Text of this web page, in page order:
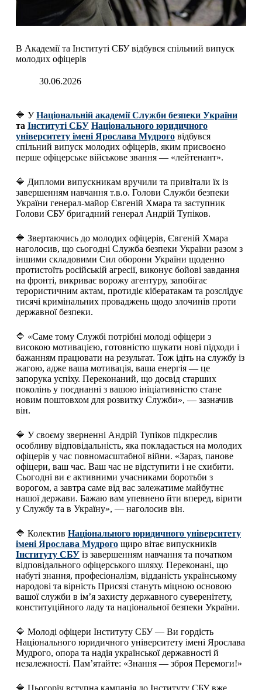
В Академії та Інституті СБУ відбувся спільний випуск
молодих офіцерів
30.06.2026
🔷 УНаціональній академії Служби безпеки України
та Інституті СБУ Національного юридичного
університету імені Ярослава Мудрого відбувся
спільний випуск молодих офіцерів, яким присвоєно
перше офіцерське військове звання — «лейтенант».
🔷 Дипломи випускникам вручили та привітали їх із
завершенням навчання т.в.о. Голови Служби безпеки
України генерал-майор Євгеній Хмара та заступник
Голови СБУ бригадний генерал Андрій Тупіков.
🔷 Звертаючись до молодих офіцерів, Євгеній Хмара
наголосив, що сьогодні Служба безпеки України разом з
іншими складовими Сил оборони України щоденно
протистоїть російській агресії, виконує бойові завдання
на фронті, викриває ворожу агентуру, запобігає
терористичним актам, протидіє кібератакам та розслідує
тисячі кримінальних проваджень щодо злочинів проти
державної безпеки.
🔷 «Саме тому Службі потрібні молоді офіцери з
високою мотивацією, готовністю шукати нові підходи і
бажанням працювати на результат. Тож ідіть на службу із
жагою, адже ваша мотивація, ваша енергія — це
запорука успіху. Переконаний, що досвід старших
поколінь у поєднанні з вашою ініціативністю стане
новим поштовхом для розвитку Служби», — зазначив
він.
🔷 У своєму зверненні Андрій Тупіков підкреслив
особливу відповідальність, яка покладається на молодих
офіцерів у час повномасштабної війни. «Зараз, панове
офіцери, ваш час. Ваш час не відступити і не схибити.
Сьогодні ви є активними учасниками боротьби з
ворогом, а завтра саме від вас залежатиме майбутнє
нашої держави. Бажаю вам упевнено йти вперед, вірити
у Службу та в Україну», — наголосив він.
🔷 Колектив Національного юридичного університету
імені Ярослава Мудрого щиро вітає випускників
Інституту СБУіз завершенням навчання та початком
відповідального офіцерського шляху. Переконані, що
набуті знання, професіоналізм, відданість українському
народові та вірність Присязі стануть міцною основою
вашої служби в ім’я захисту державного суверенітету,
конституційного ладу та національної безпеки України.
🔷 Молоді офіцери Інституту СБУ — Ви гордість
Національного юридичного університету імені Ярослава
Мудрого, опора та надія української державності й
незалежності. Пам’ятайте: «Знання — зброя Перемоги!»